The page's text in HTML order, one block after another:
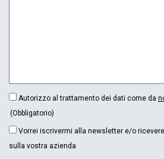
CONSENSO
(OBBLIGATORIO)
Autorizzo al trattamento dei dati come da
(Obbligatorio)
NEWSLETTER
Vorrei iscrivermi alla newsletter e/o
sulla vostra azienda